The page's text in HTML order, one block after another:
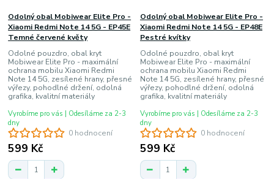
0 hodnocení
Odolný obal Mobiwear Elite Pro -
Xiaomi Redmi Note 14 5G - EP45E
Temné červené květy
Odolné pouzdro, obal kryt
Mobiwear Elite Pro - maximální
ochrana mobilu Xiaomi Redmi
Note 14 5G, zesílené hrany, přesné
výřezy, pohodlné držení, odolná
grafika, kvalitní materiály
599 Kč
Vyrobíme pro vás | Odesíláme za 2-3
dny
0 hodnocení
Odolný obal Mobiwear Elite Pro -
Xiaomi Redmi Note 14 5G - EP48E
Pestré kvítky
Odolné pouzdro, obal kryt
Mobiwear Elite Pro - maximální
ochrana mobilu Xiaomi Redmi
Note 14 5G, zesílené hrany, přesné
výřezy, pohodlné držení, odolná
grafika, kvalitní materiály
599 Kč
Vyrobíme pro vás | Odesíláme za 2-3
dny